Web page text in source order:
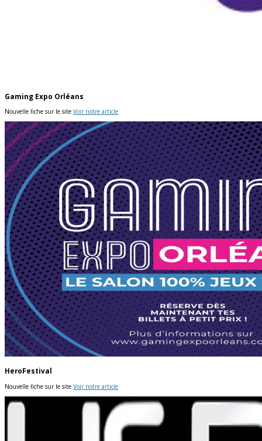
Gaming Expo Orléans
Nouvelle fiche sur le site Voir notre article
HeroFestival
Nouvelle fiche sur le site Voir notre article